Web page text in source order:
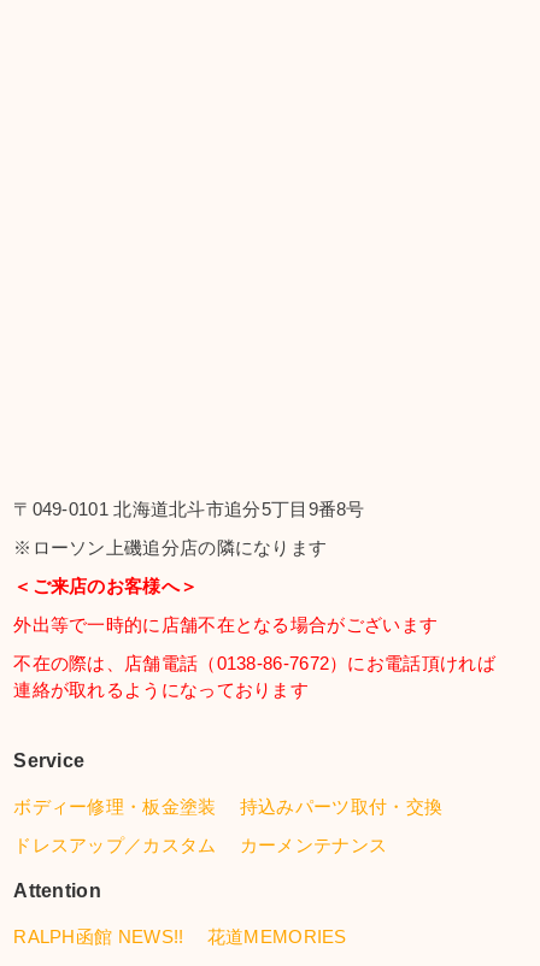
〒049-0101 北海道北斗市追分5丁目9番8号
※ローソン上磯追分店の隣になります
＜ご来店のお客様へ＞
外出等で一時的に店舗不在となる場合がございます
不在の際は、店舗電話（0138-86-7672）にお電話頂ければ
連絡が取れるようになっております
Service
ボディー修理・板金塗装
持込みパーツ取付・交換
ドレスアップ／カスタム
カーメンテナンス
Attention
RALPH函館 NEWS!! 花道MEMORIES